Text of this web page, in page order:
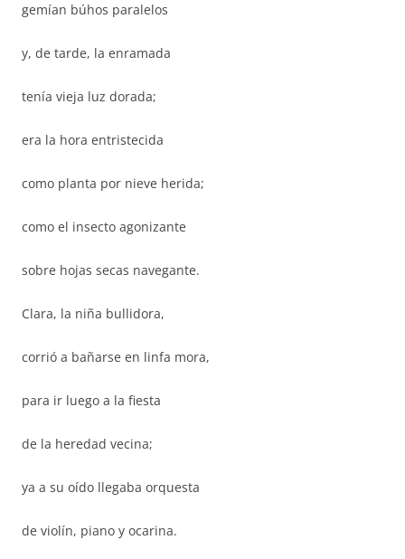
gemían búhos paralelos
y, de tarde, la enramada
tenía vieja luz dorada;
era la hora entristecida
como planta por nieve herida;
como el insecto agonizante
sobre hojas secas navegante.
Clara, la niña bullidora,
corrió a bañarse en linfa mora,
para ir luego a la fiesta
de la heredad vecina;
ya a su oído llegaba orquesta
de violín, piano y ocarina.